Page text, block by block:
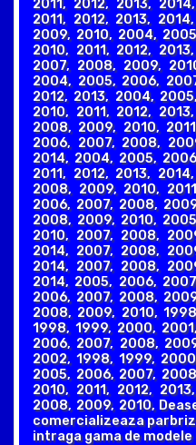
2011, 2012, 2013,
2011, 2012, 2013,
2009, 2010, 2004,
2010, 2011, 2012,
2007, 2008, 2009,
2004, 2005, 2006,
2012, 2013, 2004,
2010, 2011, 2012,
2008, 2009, 2010,
2006, 2007, 2008,
2014, 2004, 2005,
2011, 2012, 2013,
2008, 2009, 2010,
2006, 2007, 2008,
2008, 2009, 2010,
2010, 2007, 2008,
2014, 2007, 2008,
2014, 2007, 2008,
2014, 2005, 2006,
2006, 2007, 2008,
2008, 2009, 2010,
1998, 1999, 2000,
2006, 2007, 2008,
2002, 1998, 1999,
2005, 2006, 2007,
2010, 2011, 2012,
2008, 2009, 2010,
comercializeaza
intraga gama de modele